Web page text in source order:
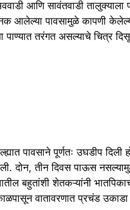
आणि सावंतवाडी तालुक्याला
आलेल्या पावसामुळे कापणी
पाण्यात तरंगत असल्याचे चित्र
पावसाने पूर्णतः उघडीप दिली
दोन, तीन दिवस पाऊस
बहुतांशी शेतकऱ्यांनी
वातावरणात प्रचंड उकाडा